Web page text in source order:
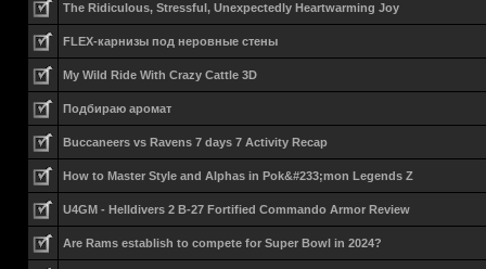
The Ridiculous, Stressful, Unexpectedly Heartwarming Joy
FLEX-карнизы под неровные стены
My Wild Ride With Crazy Cattle 3D
Подбираю аромат
Buccaneers vs Ravens 7 days 7 Activity Recap
How to Master Style and Alphas in Pok&#233;mon Legends Z
U4GM - Helldivers 2 B-27 Fortified Commando Armor Review
Are Rams establish to compete for Super Bowl in 2024?